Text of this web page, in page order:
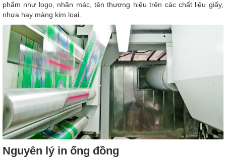
phẩm như logo, nhãn mác, tên thương hiệu trên các chất liệu giấy,
nhựa hay màng kim loại.
Nguyên lý in ống đồng